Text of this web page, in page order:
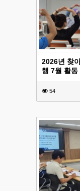
2026년 찾
행 7월 활동
54